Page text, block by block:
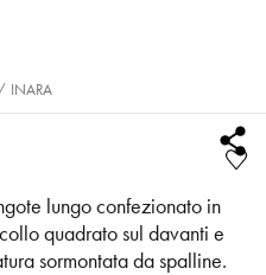
INARA
lungo confezionato in
quadrato sul davanti e
sormontata da spalline.